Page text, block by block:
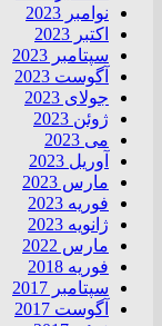
نوامبر 2023
اکتبر 2023
سپتامبر 2023
آگوست 2023
جولای 2023
ژوئن 2023
می 2023
آوریل 2023
مارس 2023
فوریه 2023
ژانویه 2023
مارس 2022
فوریه 2018
سپتامبر 2017
آگوست 2017